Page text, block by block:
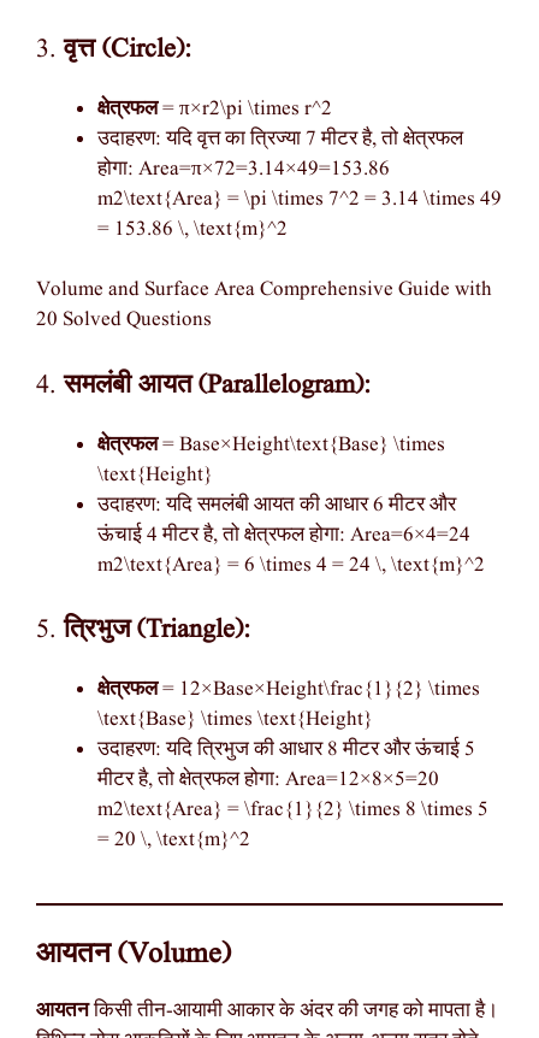
3.वृत्त (Circle):
क्षेत्रफल= π×r2\pi \times r^2
उदाहरण: यदि वृत्त का त्रिज्या 7 मीटर है, तो क्षेत्रफल
होगा: Area=π×72=3.14×49=153.86
m2\text{Area} = \pi \times 7^2 = 3.14 \times 49
= 153.86 \, \text{m}^2
Volume and Surface Area Comprehensive Guide with
20 Solved Questions
4.समलंबी आयत (Parallelogram):
क्षेत्रफल= Base×Height\text{Base} \times
\text{Height}
उदाहरण: यदि समलंबी आयत की आधार 6 मीटर और
ऊंचाई 4 मीटर है, तो क्षेत्रफल होगा: Area=6×4=24
m2\text{Area} = 6 \times 4 = 24 \, \text{m}^2
5.त्रिभुज (Triangle):
क्षेत्रफल= 12×Base×Height\frac{1}{2} \times
\text{Base} \times \text{Height}
उदाहरण: यदि त्रिभुज की आधार 8 मीटर और ऊंचाई 5
मीटर है, तो क्षेत्रफल होगा: Area=12×8×5=20
m2\text{Area} = \frac{1}{2} \times 8 \times 5
= 20 \, \text{m}^2
आयतन (Volume)
आयतनकिसी तीन-आयामी आकार के अंदर की जगह को मापता है।